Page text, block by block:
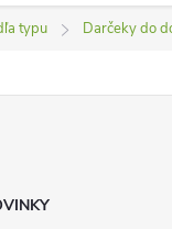
typu Darčeky do